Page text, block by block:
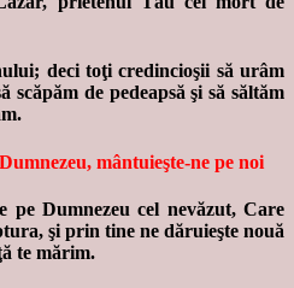
deci toţi credincioşii să urâm
scăpăm de pedeapsă şi să săltăm
mântuieşte-ne pe noi
Dumnezeu cel nevăzut, Care
şi prin tine ne dăruieşte nouă
te mărim.